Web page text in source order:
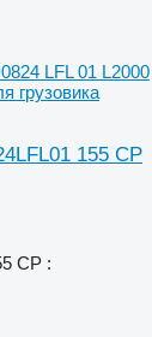
LFL 01 L2000
грузовика
155 CP
CP :